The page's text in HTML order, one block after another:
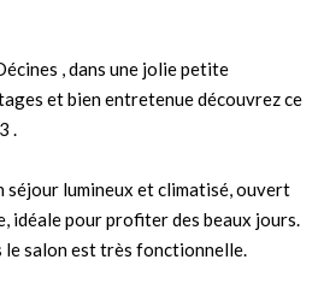
VENDRE
biens vendus
, dans une jolie petite
et bien entretenue découvrez ce
.
séjour lumineux et climatisé, ouvert
idéale pour profiter des beaux jours.
le salon est très fonctionnelle.